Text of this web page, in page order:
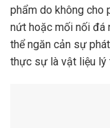
phẩm do không cho
nứt hoặc mối nối đá
thể ngăn cản sự
thực sự là vật liệu lý